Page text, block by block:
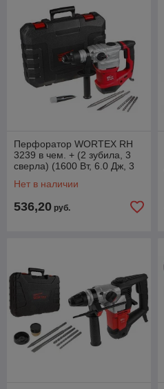
Перфоратор WORTEX RH
3239 в чем. + (2 зубила, 3
сверла) (1600 Вт, 6.0 Дж, 3
Нет в наличии
536,20 руб.